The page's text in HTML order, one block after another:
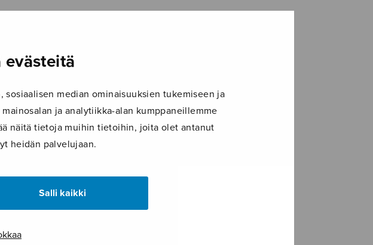
evästeitä
sosiaalisen median ominaisuuksien tukemiseen ja
ja analytiikka-alan kumppaneillemme
näitä tietoja muihin tietoihin, joita olet antanut
heidän palvelujaan.
Salli kaikki